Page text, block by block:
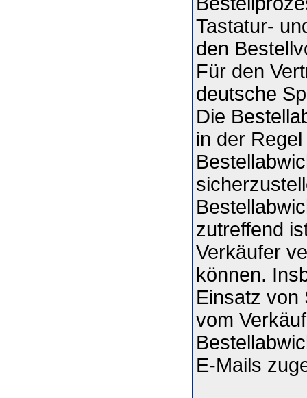
Tastatur-
den
Für den
deutsche
Die
in der
zutreffend
Verkäufer
können.
Einsatz von
vom
E-Mails